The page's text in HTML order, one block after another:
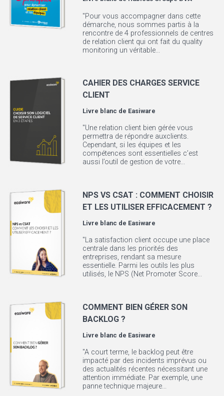
"Pour vous accompagner dans cette
démarche, nous sommes partis à la
rencontre de 4 professionnels de centres
de relation client qui ont fait du quality
monitoring un véritable...
CAHIER DES CHARGES SERVICE
CLIENT
Livre blanc de Easiware
"Une relation client bien gérée vous
permettra de répondre auxclients.
Cependant, si les équipes et les
compétences sont essentielles c’est
aussi l’outil de gestion de votre...
NPS VS CSAT : COMMENT CHOISIR
ET LES UTILISER EFFICACEMENT ?
Livre blanc de Easiware
"La satisfaction client occupe une place
centrale dans les priorités des
entreprises, rendant sa mesure
essentielle. Parmi les outils les plus
utilisés, le NPS (Net Promoter Score...
COMMENT BIEN GÉRER SON
BACKLOG ?
Livre blanc de Easiware
"A court terme, le backlog peut être
impacté par des incidents imprévus ou
des actualités récentes nécessitant une
attention immédiate. Par exemple, une
panne technique majeure...